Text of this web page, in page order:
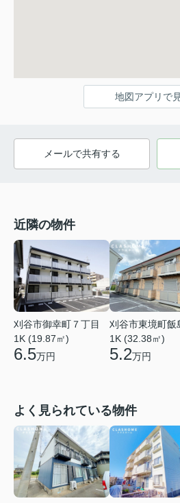
地図アプリで
メールで共有する
近隣の物件
刈谷市御幸町７丁目
1K (19.87㎡)
6.5万円
刈谷市東境町飯
1K (32.38㎡)
5.2万円
よく見られている物件